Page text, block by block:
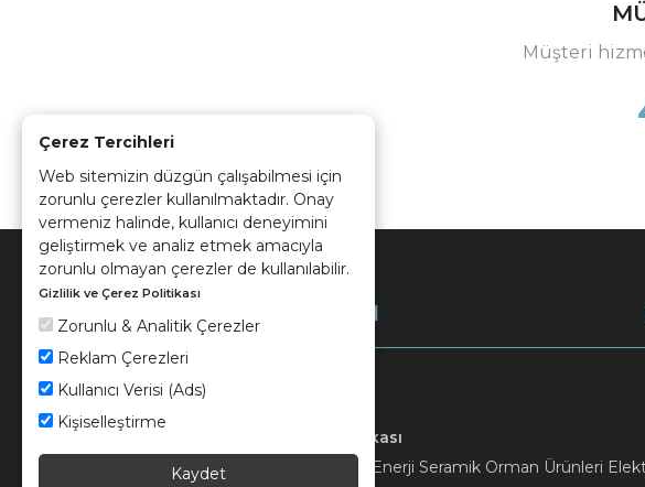
Çerez Tercihleri
Web sitemizin düzgün çalışabilmesi için
zorunlu çerezler kullanılmaktadır. Onay
vermeniz halinde, kullanıcı deneyimini
geliştirmek ve analiz etmek amacıyla
zorunlu olmayan çerezler de kullanılabilir.
Gizlilik ve Çerez Politikası
Zorunlu & Analitik Çerezler
Reklam Çerezleri
Kullanıcı Verisi (Ads)
Kişiselleştirme
Kaydet
Müşteri
Kvkk ve Çerez Politikası
© 2026 Ünsa Madencilik Turizm Enerji Seramik Orman Ürünleri